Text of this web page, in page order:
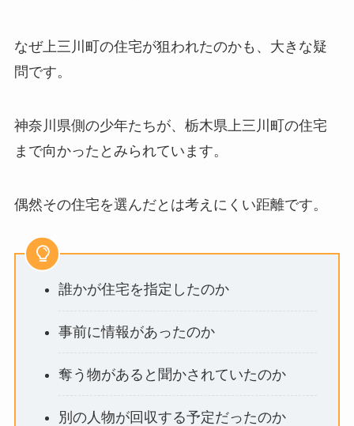
なぜ上三川町の住宅が狙われたのかも、大きな疑
問です。
神奈川県側の少年たちが、栃木県上三川町の住宅
まで向かったとみられています。
偶然その住宅を選んだとは考えにくい距離です。
誰かが住宅を指定したのか
事前に情報があったのか
奪う物があると聞かされていたのか
別の人物が回収する予定だったのか